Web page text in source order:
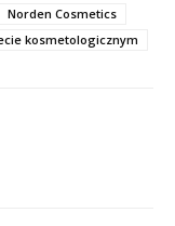
Norden Cosmetics
kosmetologicznym